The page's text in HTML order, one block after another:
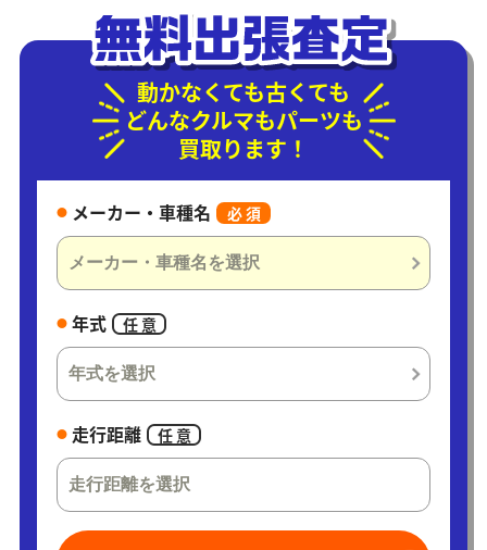
動かなくても古くても
どんなクルマもパーツも
買取ります！
メーカー・車種名 必 須
年式 任 意
走行距離 任 意